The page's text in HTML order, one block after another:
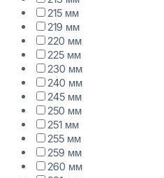
215 мм
219 мм
220 мм
225 мм
230 мм
240 мм
245 мм
250 мм
251 мм
255 мм
259 мм
260 мм